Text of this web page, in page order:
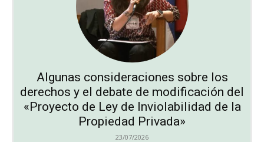
Algunas consideraciones sobre los
derechos y el debate de modificación del
«Proyecto de Ley de Inviolabilidad de la
Propiedad Privada»
23/07/2026